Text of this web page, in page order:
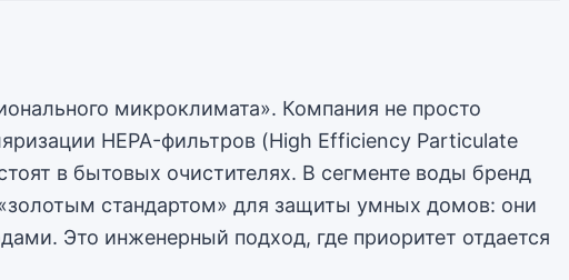
микроклимата». Компания не просто
HEPA-фильтров (High Efficiency Particulate
в бытовых очистителях. В сегменте воды бренд
стандартом» для защиты умных домов: они
Это инженерный подход, где приоритет отдается